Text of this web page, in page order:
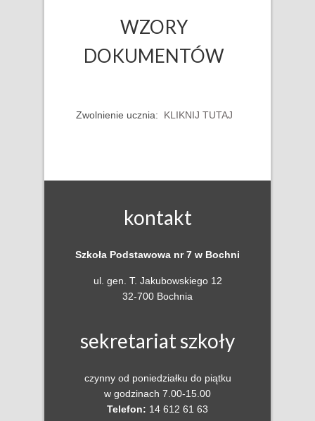
WZORY
DOKUMENTÓW
Zwolnienie ucznia: KLIKNIJ TUTAJ
kontakt
Szkoła Podstawowa nr 7 w Bochni
ul. gen. T. Jakubowskiego 12
32-700 Bochnia
sekretariat szkoły
czynny od poniedziałku do piątku
w godzinach 7.00-15.00
Telefon: 14 612 61 63